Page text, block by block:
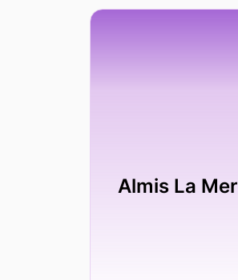
احصل على ملخص خبير الذكاء الاصطناعي حول Almis La Mer